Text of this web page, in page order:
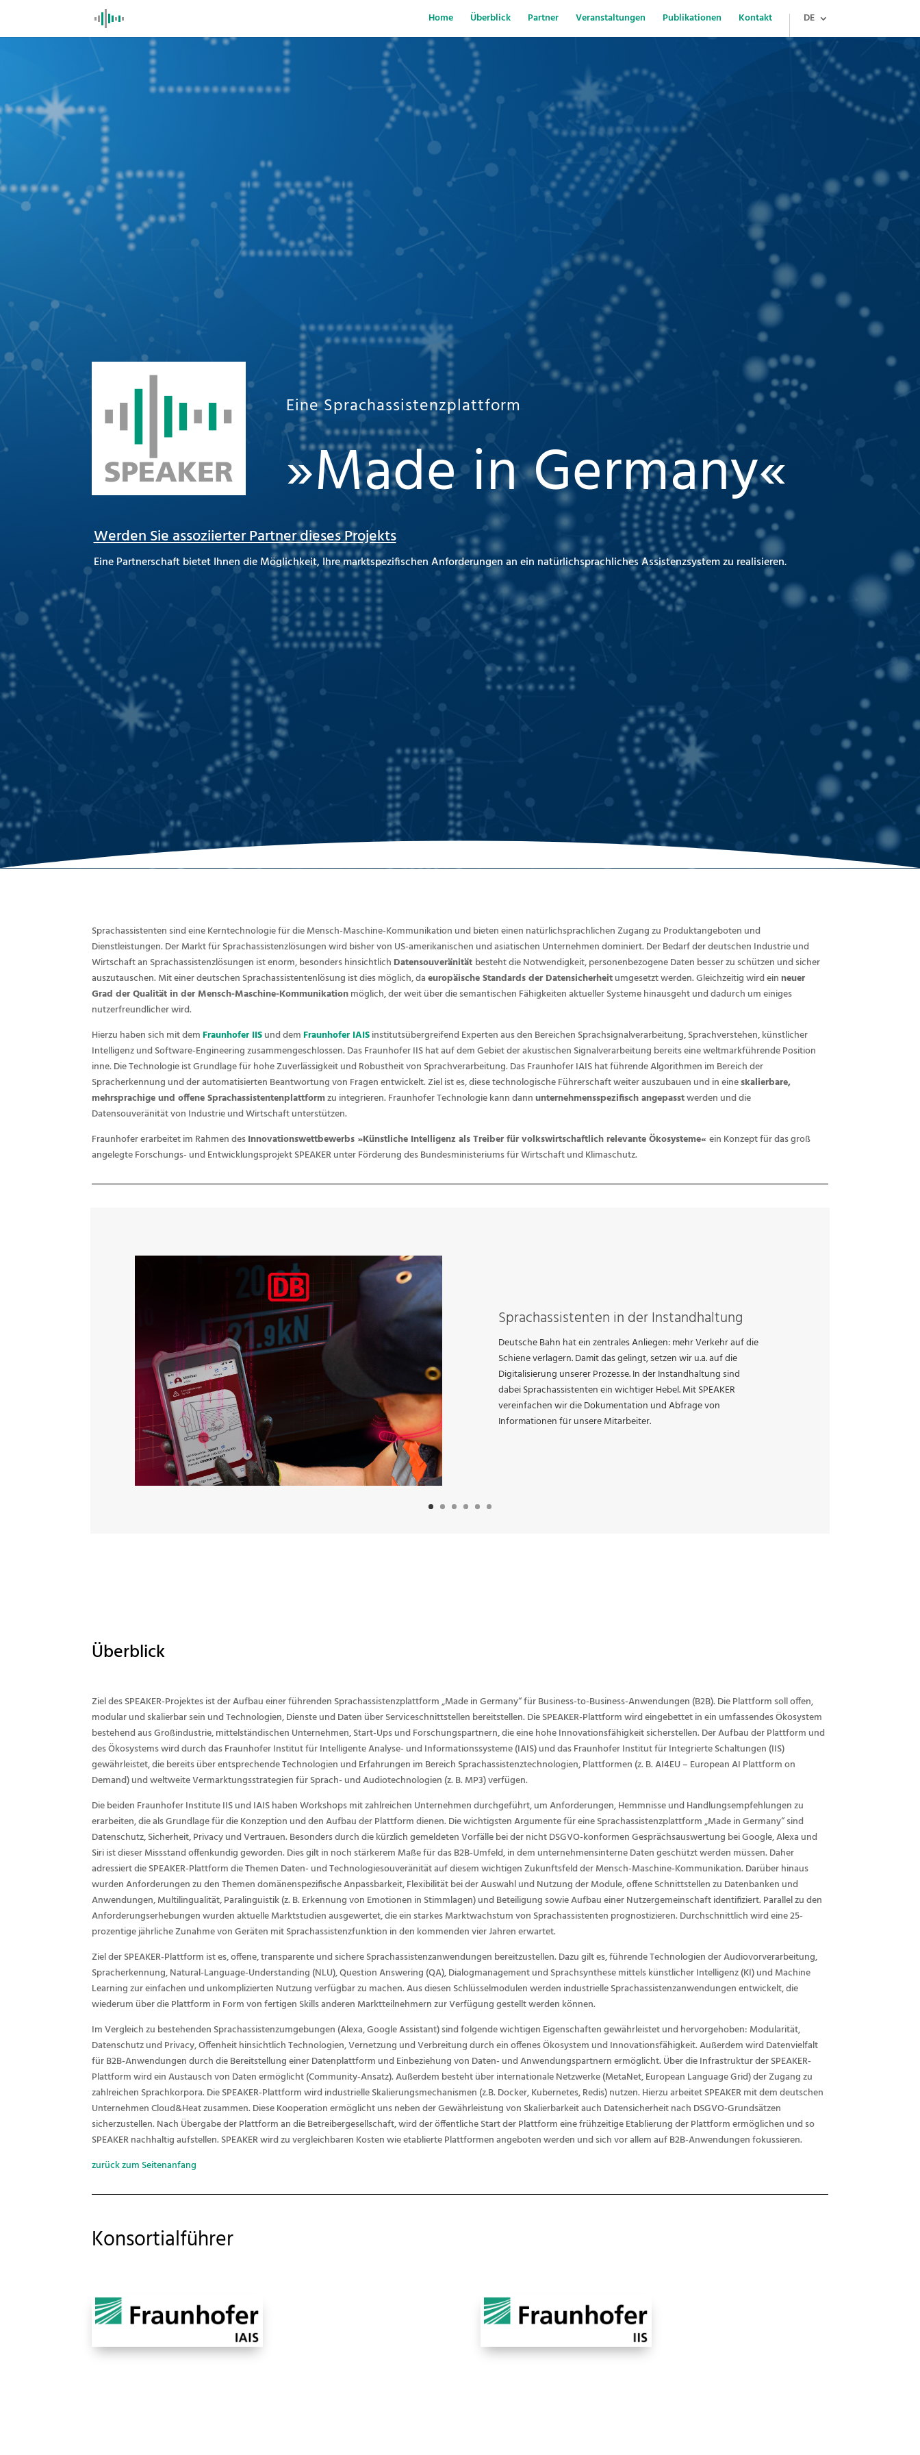
Home Überblick Partner Veranstaltungen Publikationen Kontakt DE
Eine Sprachassistenzplattform
»Made in Germany«
Werden Sie assoziierter Partner dieses Projekts
Eine Partnerschaft bietet Ihnen die Möglichkeit, Ihre marktspezifischen Anforderungen an ein natürlichsprachliches Assistenzsystem zu realisieren.
Sprachassistenten sind eine Kerntechnologie für die Mensch-Maschine-Kommunikation und bieten einen natürlichsprachlichen Zugang zu Produktangeboten und
Dienstleistungen. Der Markt für Sprachassistenzlösungen wird bisher von US-amerikanischen und asiatischen Unternehmen dominiert. Der Bedarf der deutschen Industrie und
Wirtschaft an Sprachassistenzlösungen ist enorm, besonders hinsichtlich Datensouveränität besteht die Notwendigkeit, personenbezogene Daten besser zu schützen und sicher
auszutauschen. Mit einer deutschen Sprachassistentenlösung ist dies möglich, daeuropäische Standards der Datensicherheitumgesetzt werden. Gleichzeitig wird einneuer
Grad der Qualität in der Mensch-Maschine-Kommunikationmöglich, der weit über die semantischen Fähigkeiten aktueller Systeme hinausgeht und dadurch um einiges
nutzerfreundlicher wird.
Hierzu haben sich mit demFraunhofer IISund demFraunhofer IAISinstitutsübergreifend Experten aus den Bereichen Sprachsignalverarbeitung, Sprachverstehen, künstlicher
Intelligenz und Software-Engineering zusammengeschlossen. Das Fraunhofer IIS hat auf dem Gebiet der akustischen Signalverarbeitung bereits eine weltmarkführende Position
inne. Die Technologie ist Grundlage für hohe Zuverlässigkeit und Robustheit von Sprachverarbeitung. Das Fraunhofer IAIS hat führende Algorithmen im Bereich der
Spracherkennung und der automatisierten Beantwortung von Fragen entwickelt. Ziel ist es, diese technologische Führerschaft weiter auszubauen und in eineskalierbare,
mehrsprachige und offene Sprachassistentenplattformzu integrieren. Fraunhofer Technologie kann dannunternehmensspezifisch angepasstwerden und die
Datensouveränität von Industrie und Wirtschaft unterstützen.
Fraunhofer erarbeitet im Rahmen desInnovationswettbewerbs »Künstliche Intelligenz als Treiber für volkswirtschaftlich relevante Ökosysteme«ein Konzept für das groß
angelegte Forschungs- und Entwicklungsprojekt SPEAKER unter Förderung des Bundesministeriums für Wirtschaft und Klimaschutz.
Sprachassistenten in der Instandhaltung
Deutsche Bahn hat ein zentrales Anliegen: mehr Verkehr auf die
Schiene verlagern. Damit das gelingt, setzen wir u.a. auf die
Digitalisierung unserer Prozesse. In der Instandhaltung sind
dabei Sprachassistenten ein wichtiger Hebel. Mit SPEAKER
vereinfachen wir die Dokumentation und Abfrage von
Informationen für unsere Mitarbeiter.
Überblick
Ziel des SPEAKER-Projektes ist der Aufbau einer führenden Sprachassistenzplattform „Made in Germany“ für Business-to-Business-Anwendungen (B2B). Die Plattform soll offen,
modular und skalierbar sein und Technologien, Dienste und Daten über Serviceschnittstellen bereitstellen. Die SPEAKER-Plattform wird eingebettet in ein umfassendes Ökosystem
bestehend aus Großindustrie, mittelständischen Unternehmen, Start-Ups und Forschungspartnern, die eine hohe Innovationsfähigkeit sicherstellen. Der Aufbau der Plattform und
des Ökosystems wird durch das Fraunhofer Institut für Intelligente Analyse- und Informationssysteme (IAIS) und das Fraunhofer Institut für Integrierte Schaltungen (IIS)
gewährleistet, die bereits über entsprechende Technologien und Erfahrungen im Bereich Sprachassistenztechnologien, Plattformen (z. B. AI4EU – European AI Plattform on
Demand) und weltweite Vermarktungsstrategien für Sprach- und Audiotechnologien (z. B. MP3) verfügen.
Die beiden Fraunhofer Institute IIS und IAIS haben Workshops mit zahlreichen Unternehmen durchgeführt, um Anforderungen, Hemmnisse und Handlungsempfehlungen zu
erarbeiten, die als Grundlage für die Konzeption und den Aufbau der Plattform dienen. Die wichtigsten Argumente für eine Sprachassistenzplattform „Made in Germany“ sind
Datenschutz, Sicherheit, Privacy und Vertrauen. Besonders durch die kürzlich gemeldeten Vorfälle bei der nicht DSGVO-konformen Gesprächsauswertung bei Google, Alexa und
Siri ist dieser Missstand offenkundig geworden. Dies gilt in noch stärkerem Maße für das B2B-Umfeld, in dem unternehmensinterne Daten geschützt werden müssen. Daher
adressiert die SPEAKER-Plattform die Themen Daten- und Technologiesouveränität auf diesem wichtigen Zukunftsfeld der Mensch-Maschine-Kommunikation. Darüber hinaus
wurden Anforderungen zu den Themen domänenspezifische Anpassbarkeit, Flexibilität bei der Auswahl und Nutzung der Module, offene Schnittstellen zu Datenbanken und
Anwendungen, Multilingualität, Paralinguistik (z. B. Erkennung von Emotionen in Stimmlagen) und Beteiligung sowie Aufbau einer Nutzergemeinschaft identifiziert. Parallel zu den
Anforderungserhebungen wurden aktuelle Marktstudien ausgewertet, die ein starkes Marktwachstum von Sprachassistenten prognostizieren. Durchschnittlich wird eine 25-
prozentige jährliche Zunahme von Geräten mit Sprachassistenzfunktion in den kommenden vier Jahren erwartet.
Ziel der SPEAKER-Plattform ist es, offene, transparente und sichere Sprachassistenzanwendungen bereitzustellen. Dazu gilt es, führende Technologien der Audiovorverarbeitung,
Spracherkennung, Natural-Language-Understanding (NLU), Question Answering (QA), Dialogmanagement und Sprachsynthese mittels künstlicher Intelligenz (KI) und Machine
Learning zur einfachen und unkomplizierten Nutzung verfügbar zu machen. Aus diesen Schlüsselmodulen werden industrielle Sprachassistenzanwendungen entwickelt, die
wiederum über die Plattform in Form von fertigen Skills anderen Marktteilnehmern zur Verfügung gestellt werden können.
Im Vergleich zu bestehenden Sprachassistenzumgebungen (Alexa, Google Assistant) sind folgende wichtigen Eigenschaften gewährleistet und hervorgehoben: Modularität,
Datenschutz und Privacy, Offenheit hinsichtlich Technologien, Vernetzung und Verbreitung durch ein offenes Ökosystem und Innovationsfähigkeit. Außerdem wird Datenvielfalt
für B2B-Anwendungen durch die Bereitstellung einer Datenplattform und Einbeziehung von Daten- und Anwendungspartnern ermöglicht. Über die Infrastruktur der SPEAKER-
Plattform wird ein Austausch von Daten ermöglicht (Community-Ansatz). Außerdem besteht über internationale Netzwerke (MetaNet, European Language Grid) der Zugang zu
zahlreichen Sprachkorpora. Die SPEAKER-Plattform wird industrielle Skalierungsmechanismen (z.B. Docker, Kubernetes, Redis) nutzen. Hierzu arbeitet SPEAKER mit dem deutschen
Unternehmen Cloud&Heat zusammen. Diese Kooperation ermöglicht uns neben der Gewährleistung von Skalierbarkeit auch Datensicherheit nach DSGVO-Grundsätzen
sicherzustellen. Nach Übergabe der Plattform an die Betreibergesellschaft, wird der öffentliche Start der Plattform eine frühzeitige Etablierung der Plattform ermöglichen und so
SPEAKER nachhaltig aufstellen. SPEAKER wird zu vergleichbaren Kosten wie etablierte Plattformen angeboten werden und sich vor allem auf B2B-Anwendungen fokussieren.
zurück zum Seitenanfang
Konsortialführer